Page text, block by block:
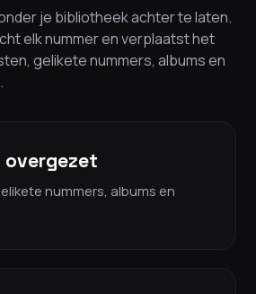
je bibliotheek achter te laten.
elk nummer en verplaatst het
gelikete nummers, albums en
overgezet
nummers, albums en